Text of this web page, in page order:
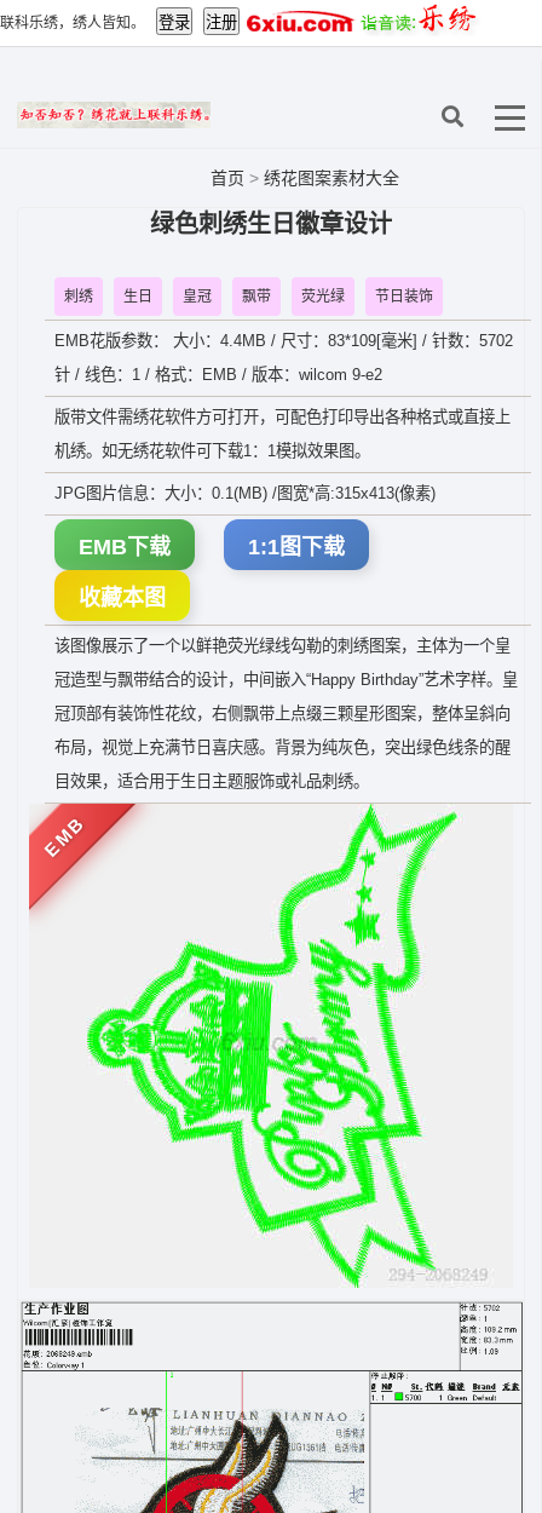
联科乐绣，绣人皆知。
首页 > 绣花图案素材大全
绿色刺绣生日徽章设计
刺绣 生日 皇冠 飘带 荧光绿 节日装饰
EMB花版参数： 大小：4.4MB / 尺寸：83*109[毫米] / 针数：5702
针 / 线色：1 / 格式：EMB / 版本：wilcom 9-e2
版带文件需绣花软件方可打开，可配色打印导出各种格式或直接上
机绣。如无绣花软件可下载1：1模拟效果图。
JPG图片信息：大小：0.1(MB) /图宽*高:315x413(像素)
EMB下载 1:1图下载
收藏本图
该图像展示了一个以鲜艳荧光绿线勾勒的刺绣图案，主体为一个皇
冠造型与飘带结合的设计，中间嵌入“Happy Birthday”艺术字样。皇
冠顶部有装饰性花纹，右侧飘带上点缀三颗星形图案，整体呈斜向
布局，视觉上充满节日喜庆感。背景为纯灰色，突出绿色线条的醒
目效果，适合用于生日主题服饰或礼品刺绣。
EMB